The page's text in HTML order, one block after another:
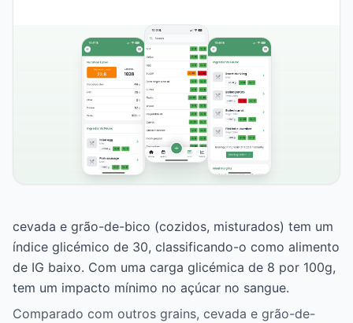
cevada e grão-de-bico (cozidos, misturados) tem um
índice glicémico de 30, classificando-o como alimento
de IG baixo. Com uma carga glicémica de 8 por 100g,
tem um impacto mínimo no açúcar no sangue.
Comparado com outros grains, cevada e grão-de-